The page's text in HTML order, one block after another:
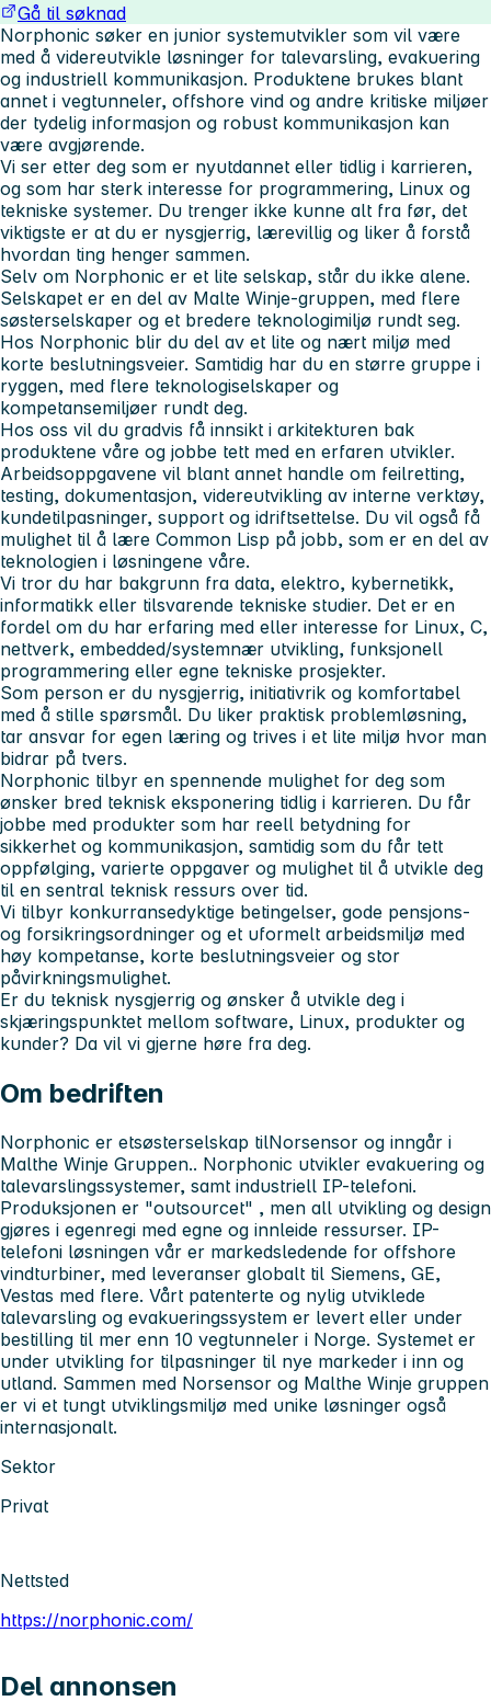
Gå til søknad
Norphonic søker en junior systemutvikler som vil være
med å videreutvikle løsninger for talevarsling, evakuering
og industriell kommunikasjon. Produktene brukes blant
annet i vegtunneler, offshore vind og andre kritiske miljøer
der tydelig informasjon og robust kommunikasjon kan
være avgjørende.
Vi ser etter deg som er nyutdannet eller tidlig i karrieren,
og som har sterk interesse for programmering, Linux og
tekniske systemer. Du trenger ikke kunne alt fra før, det
viktigste er at du er nysgjerrig, lærevillig og liker å forstå
hvordan ting henger sammen.
Selv om Norphonic er et lite selskap, står du ikke alene.
Selskapet er en del av Malte Winje-gruppen, med flere
søsterselskaper og et bredere teknologimiljø rundt seg.
Hos Norphonic blir du del av et lite og nært miljø med
korte beslutningsveier. Samtidig har du en større gruppe i
ryggen, med flere teknologiselskaper og
kompetansemiljøer rundt deg.
Hos oss vil du gradvis få innsikt i arkitekturen bak
produktene våre og jobbe tett med en erfaren utvikler.
Arbeidsoppgavene vil blant annet handle om feilretting,
testing, dokumentasjon, videreutvikling av interne verktøy,
kundetilpasninger, support og idriftsettelse. Du vil også få
mulighet til å lære Common Lisp på jobb, som er en del av
teknologien i løsningene våre.
Vi tror du har bakgrunn fra data, elektro, kybernetikk,
informatikk eller tilsvarende tekniske studier. Det er en
fordel om du har erfaring med eller interesse for Linux, C,
nettverk, embedded/systemnær utvikling, funksjonell
programmering eller egne tekniske prosjekter.
Som person er du nysgjerrig, initiativrik og komfortabel
med å stille spørsmål. Du liker praktisk problemløsning,
tar ansvar for egen læring og trives i et lite miljø hvor man
bidrar på tvers.
Norphonic tilbyr en spennende mulighet for deg som
ønsker bred teknisk eksponering tidlig i karrieren. Du får
jobbe med produkter som har reell betydning for
sikkerhet og kommunikasjon, samtidig som du får tett
oppfølging, varierte oppgaver og mulighet til å utvikle deg
til en sentral teknisk ressurs over tid.
Vi tilbyr konkurransedyktige betingelser, gode pensjons-
og forsikringsordninger og et uformelt arbeidsmiljø med
høy kompetanse, korte beslutningsveier og stor
påvirkningsmulighet.
Er du teknisk nysgjerrig og ønsker å utvikle deg i
skjæringspunktet mellom software, Linux, produkter og
kunder? Da vil vi gjerne høre fra deg.
Om bedriften
Norphonic er etsøsterselskap tilNorsensor og inngår i
Malthe Winje Gruppen.. Norphonic utvikler evakuering og
talevarslingssystemer, samt industriell IP-telefoni.
Produksjonen er "outsourcet" , men all utvikling og design
gjøres i egenregi med egne og innleide ressurser. IP-
telefoni løsningen vår er markedsledende for offshore
vindturbiner, med leveranser globalt til Siemens, GE,
Vestas med flere. Vårt patenterte og nylig utviklede
talevarsling og evakueringssystem er levert eller under
bestilling til mer enn 10 vegtunneler i Norge. Systemet er
under utvikling for tilpasninger til nye markeder i inn og
utland. Sammen med Norsensor og Malthe Winje gruppen
er vi et tungt utviklingsmiljø med unike løsninger også
internasjonalt.
Sektor
Privat
Nettsted
https://norphonic.com/
Del annonsen